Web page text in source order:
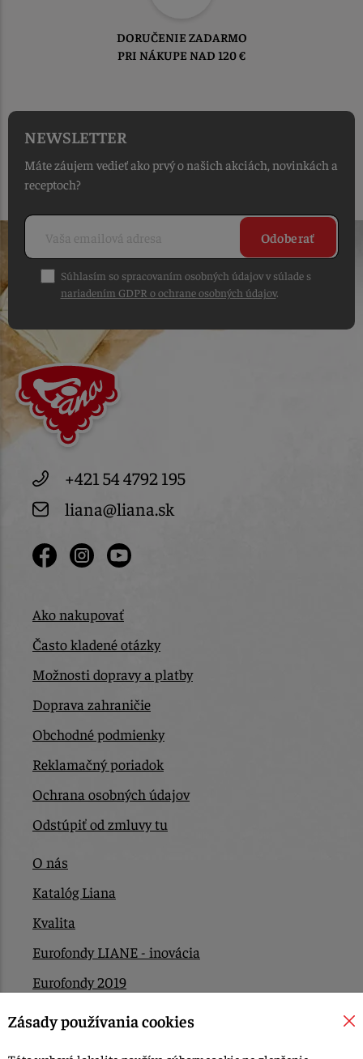
TOVAR ODOSIELAME
DO 1-2 PRACOVNÝCH DNÍ
NEWSLETTER
Máte záujem vedieť ako prvý o našich akciách, novinkách a
receptoch?
Odoberať
Súhlasím so spracovaním osobných údajov v súlade s
nariadením GDPR o ochrane osobných údajov.
+421 54 4792 195
liana@liana.sk
Ako nakupovať
Často kladené otázky
Možnosti dopravy a platby
Doprava zahraničie
Obchodné podmienky
Reklamačný poriadok
Ochrana osobných údajov
Odstúpiť od zmluvy tu
O nás
Katalóg Liana
Kvalita
Eurofondy LIANE - inovácia
Eurofondy 2019
Eurofondy 2022/2023
Zásady používania cookies